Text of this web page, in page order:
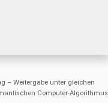
– Weitergabe unter gleichen
Computer-Algorithmus